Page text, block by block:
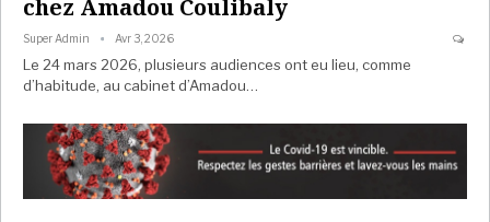
chez Amadou Coulibaly
Super Admin Avr 3, 2026
Le 24 mars 2026, plusieurs audiences ont eu lieu, comme
d’habitude, au cabinet d’Amadou…